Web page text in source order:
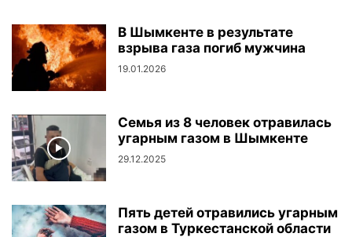
В Шымкенте в результате
взрыва газа погиб мужчина
19.01.2026
Семья из 8 человек отравилась
угарным газом в Шымкенте
29.12.2025
Пять детей отравились угарным
газом в Туркестанской области